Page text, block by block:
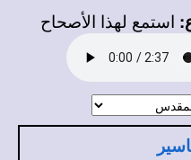
استمع لهذا الأصحاح